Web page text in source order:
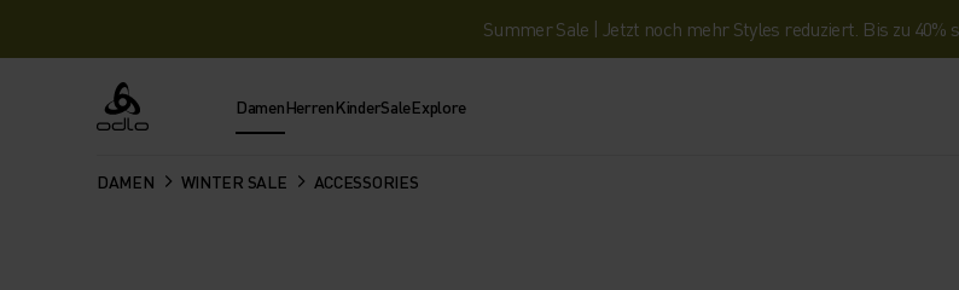
Summer Sale | Jetzt noch mehr Styles reduziert. Bis zu 40%
Odlo DamenHerrenKinderSaleExplore
DAMEN WINTER SALE ACCESSORIES